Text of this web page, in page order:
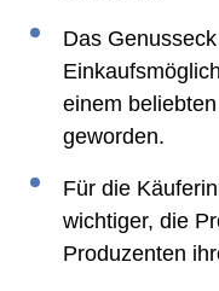
Das
einem
geworden.
Für die
wichtiger, die
Produzenten